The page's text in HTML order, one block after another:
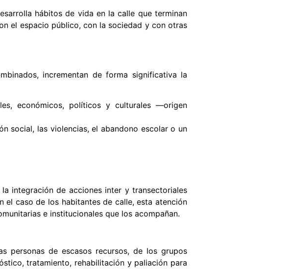
hábitos de vida en la calle que terminan
el espacio público, con la sociedad y con otras
incrementan de forma significativa la
económicos, políticos y culturales —origen
social, las violencias, el abandono escolar o un
integración de acciones inter y transectoriales
el caso de los habitantes de calle, esta atención
e institucionales que los acompañan.
personas de escasos recursos, de los grupos
tratamiento, rehabilitación y paliación para